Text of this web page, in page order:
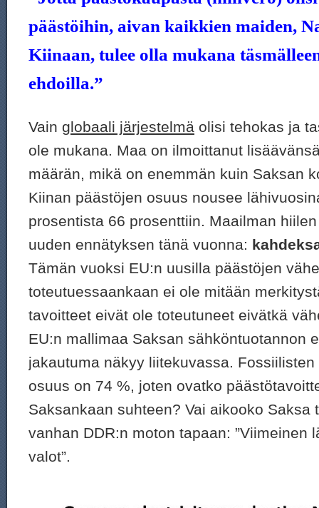
päästöihin, aivan kaikkien maiden,
Kiinaan, tulee olla mukana
ehdoilla.”
Vain globaali järjestelmä olisi tehokas ja
ole mukana. Maa on ilmoittanut
määrän, mikä on enemmän kuin Saksan
Kiinan päästöjen osuus nousee
prosentista 66 prosenttiin. Maailman
uuden ennätyksen tänä vuonna:
Tämän vuoksi EU:n uusilla päästöjen
toteutuessaankaan ei ole mitään
tavoitteet eivät ole toteutuneet eivätkä
EU:n mallimaa Saksan sähköntuotannon
jakautuma näkyy liitekuvassa.
osuus on 74 %, joten ovatko
Saksankaan suhteen? Vai aikooko Saksa
vanhan DDR:n moton tapaan: ”Viimeinen
valot”.